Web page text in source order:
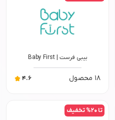
18 محصول 4.6
بیبی فرست |
Baby First
تا20% تخفیف